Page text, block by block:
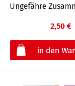
Ungefähre
2,50 €